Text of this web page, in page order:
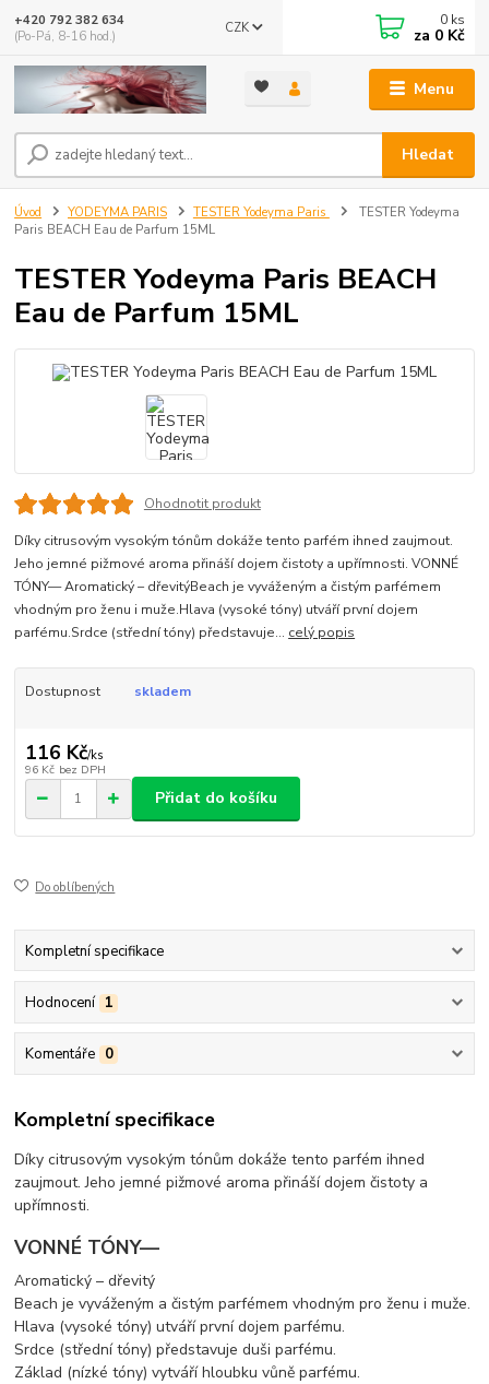
Menu
CZK
Hledat
+420 792 382 634
(Po-Pá, 8-16 hod.)
0 ks
za 0 Kč
Úvod YODEYMA PARIS TESTER Yodeyma Paris
TESTER Yodeyma
Paris BEACH Eau de Parfum 15ML
TESTER Yodeyma Paris BEACH
Eau de Parfum 15ML
Ohodnotit produkt
Díky citrusovým vysokým tónům dokáže tento parfém ihned zaujmout.
Jeho jemné pižmové aroma přináší dojem čistoty a upřímnosti. VONNÉ
TÓNY— Aromatický – dřevitýBeach je vyváženým a čistým parfémem
vhodným pro ženu i muže.Hlava (vysoké tóny) utváří první dojem
parfému.Srdce (střední tóny) představuje... celý popis
Dostupnost skladem
116 Kč/ks
96 Kč bez DPH
Přidat do košíku
Do oblíbených
Kompletní specifikace
Hodnocení 1
Komentáře 0
Kompletní specifikace
Díky citrusovým vysokým tónům dokáže tento parfém ihned
zaujmout. Jeho jemné pižmové aroma přináší dojem čistoty a
upřímnosti.
VONNÉ TÓNY—
Aromatický – dřevitý
Beach je vyváženým a čistým parfémem vhodným pro ženu i muže.
Hlava (vysoké tóny) utváří první dojem parfému.
Srdce (střední tóny) představuje duši parfému.
Základ (nízké tóny) vytváří hloubku vůně parfému.